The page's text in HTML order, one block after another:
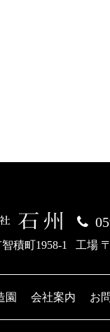
積町1958-1 工場
園 会社案内 お